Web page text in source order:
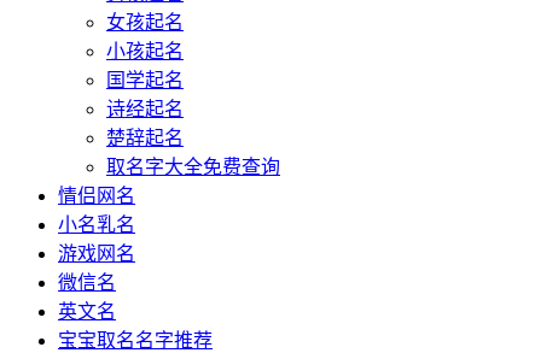
女孩起名
小孩起名
国学起名
诗经起名
楚辞起名
取名字大全免费查询
情侣网名
小名乳名
游戏网名
微信名
英文名
宝宝取名名字推荐